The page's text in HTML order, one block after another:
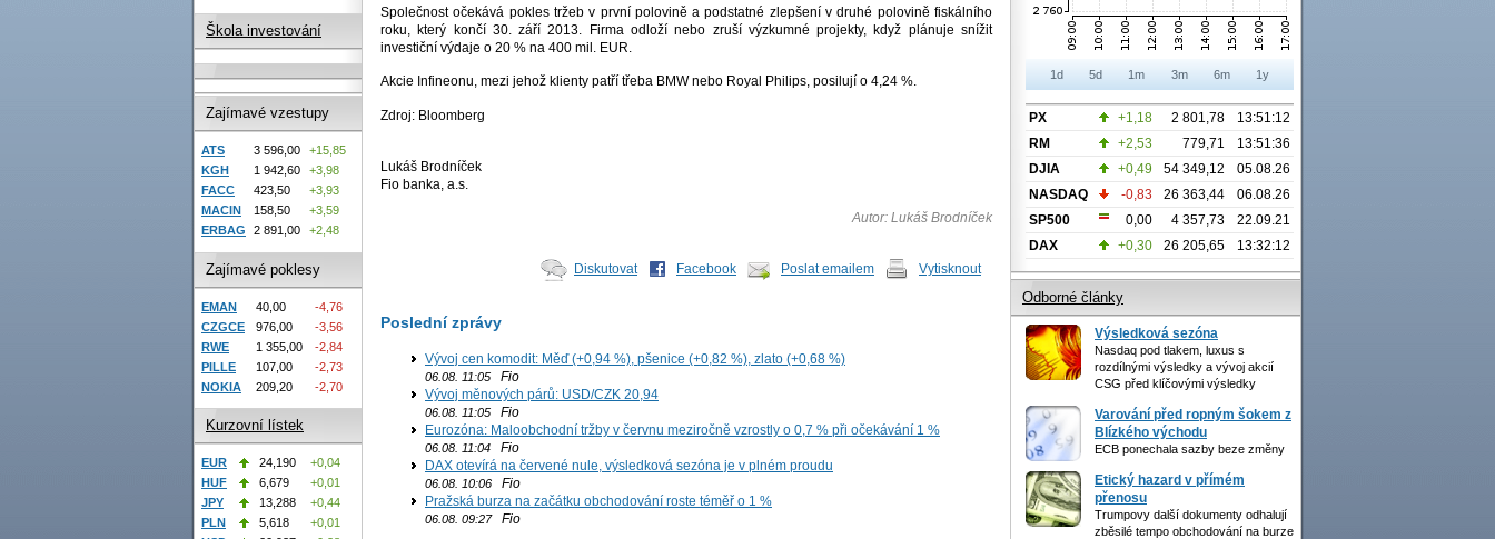
Společnost očekává pokles tržeb v první polovině a podstatné zlepšení v druhé polovině fiskálního
roku, který končí 30. září 2013. Firma odloží nebo zruší výzkumné projekty, když plánuje snížit
investiční výdaje o 20 % na 400 mil. EUR.
Akcie Infineonu, mezi jehož klienty patří třeba BMW nebo Royal Philips, posilují o 4,24 %.
Zdroj: Bloomberg
Lukáš Brodníček
Fio banka, a.s.
Autor: Lukáš Brodníček
Diskutovat Facebook Poslat emailem Vytisknout
Poslední zprávy
Vývoj cen komodit: Měď (+0,94 %), pšenice (+0,82 %), zlato (+0,68 %)
06.08. 11:05 Fio
Vývoj měnových párů: USD/CZK 20,94
06.08. 11:05 Fio
Eurozóna: Maloobchodní tržby v červnu meziročně vzrostly o 0,7 % při očekávání 1 %
06.08. 11:04 Fio
DAX otevírá na červené nule, výsledková sezóna je v plném proudu
06.08. 10:06 Fio
Pražská burza na začátku obchodování roste téměř o 1 %
06.08. 09:27Fio
Škola investování
Zajímavé vzestupy
ATS 3 596,00
+15,85
KGH
1 942,60
+3,98
FACC
423,50
+3,93
MACIN
158,50
+3,59
ERBAG
2 891,00 +2,48
Zajímavé poklesy
EMAN 40,00
-4,76
CZGCE
976,00
-3,56
RWE
1 355,00
-2,84
PILLE
107,00
-2,73
NOKIA
209,20 -2,70
Kurzovní lístek
EUR 24,190
+0,04
HUF
6,679
+0,01
JPY
13,288
+0,44
PLN
5,618
+0,01
1d 5d 1m 3m 6m 1y
PX +1,18 2 801,78
13:51:12
RM
+2,53 779,71
13:51:36
DJIA
+0,49 54 349,12
05.08.26
NASDAQ
-0,83 26 363,44
06.08.26
SP500
0,00 4 357,73
22.09.21
DAX
+0,30 26 205,65 13:32:12
Odborné články
Výsledková sezóna
Nasdaq pod tlakem, luxus s
rozdílnými výsledky a vývoj akcií
CSG před klíčovými výsledky
Varování před ropným šokem z
Blízkého východu
ECB ponechala sazby beze změny
Etický hazard v přímém
přenosu
Trumpovy další dokumenty odhalují
zběsilé tempo obchodování na burze